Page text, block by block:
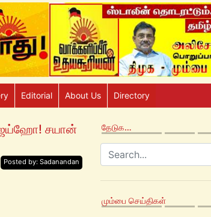
Editorial About Us Directory
சயான்
Posted by: Sadanandan
தேடுக…
மும்பை செய்திகள்